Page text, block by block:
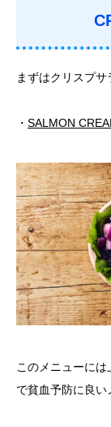
まずはクリスプサ
・ SALMON
このメニューに
で貧血予防に良い